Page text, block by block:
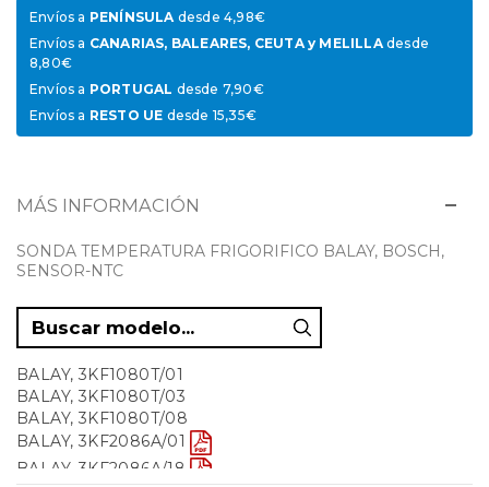
Envíos a PENÍNSULAdesde 4,98€
Envíos a CANARIAS, BALEARES, CEUTA y MELILLAdesde
8,80€
Envíos a PORTUGAL desde 7,90€
Envíos a RESTO UE desde 15,35€
MÁS INFORMACIÓN
SONDA TEMPERATURA FRIGORIFICO BALAY, BOSCH,
SENSOR-NTC
BALAY, 3KF1080T/01
BALAY, 3KF1080T/03
BALAY, 3KF1080T/08
BALAY, 3KF2086A/01
BALAY, 3KF2086A/18